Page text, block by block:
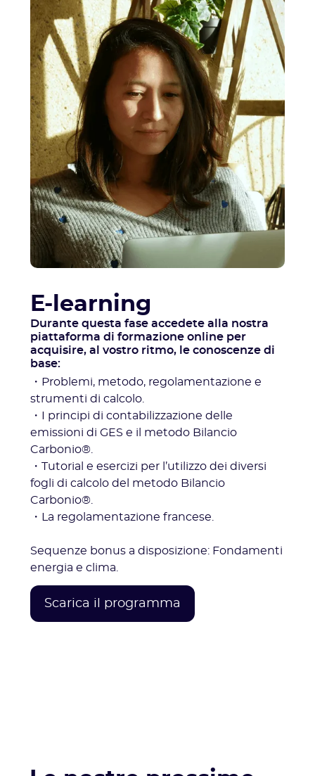
E-learning
Durante questa fase accedete alla nostra
piattaforma di formazione online per
acquisire, al vostro ritmo, le conoscenze di
base:
・Problemi, metodo, regolamentazione e
strumenti di calcolo.
・I principi di contabilizzazione delle
emissioni di GES e il metodo Bilancio
Carbonio®.
・Tutorial e esercizi per l’utilizzo dei diversi
fogli di calcolo del metodo Bilancio
Carbonio®.
・La regolamentazione francese.
Sequenze bonus a disposizione: Fondamenti
energia e clima.
Scarica il programma